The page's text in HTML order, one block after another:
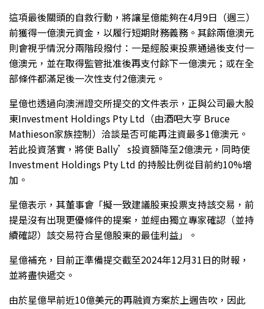
這項最後關頭的自救行動，將讓星億能夠在4月9日（週三）
前獲得一億澳元資金，以履行短期財務義務。其餘兩億澳元
則會視乎情況分兩階段撥付：一是經股東投票通過後支付一
億澳元，並在取得監管批准後再支付餘下一億澳元；或在全
部條件都滿足後一次性支付2億澳元。
星億也透過向澳洲證交所提交的文件表示，正與公司最大股
東Investment Holdings Pty Ltd（由酒吧大亨 Bruce
Mathieson家族控制）洽談是否可能再注資最多1億澳元。
若此投資落實，將使 Bally’s投資額降至2億澳元，同時使
Investment Holdings Pty Ltd 的持股比例從目前約10%增
加。
星億表示，其董事會「擬一致建議股東投票支持該交易，前
提是沒有出現更優條件的提案，並經由獨立專家確認（並持
續確認）該交易符合星億股東的最佳利益」。
星億補充，目前正準備提交截至2024年12月31日的財報，
並將盡快遞交。
由於星億早前近10億美元的再融資方案於上週告吹，因此